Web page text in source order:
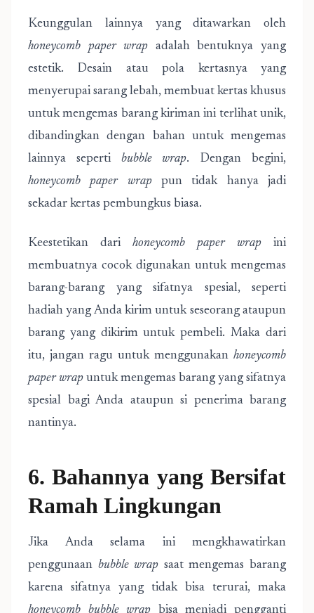
Keunggulan lainnya yang ditawarkan oleh
honeycomb paper wrap adalah bentuknya yang
estetik. Desain atau pola kertasnya yang
menyerupai sarang lebah, membuat kertas khusus
untuk mengemas barang kiriman ini terlihat unik,
dibandingkan dengan bahan untuk mengemas
lainnya seperti bubble wrap. Dengan begini,
honeycomb paper wrap pun tidak hanya jadi
sekadar kertas pembungkus biasa.
Keestetikan dari honeycomb paper wrap ini
membuatnya cocok digunakan untuk mengemas
barang-barang yang sifatnya spesial, seperti
hadiah yang Anda kirim untuk seseorang ataupun
barang yang dikirim untuk pembeli. Maka dari
itu, jangan ragu untuk menggunakan honeycomb
paper wrap untuk mengemas barang yang sifatnya
spesial bagi Anda ataupun si penerima barang
nantinya.
6. Bahannya yang Bersifat
Ramah Lingkungan
Jika Anda selama ini mengkhawatirkan
penggunaan bubble wrap saat mengemas barang
karena sifatnya yang tidak bisa terurai, maka
honeycomb bubble wrap bisa menjadi pengganti